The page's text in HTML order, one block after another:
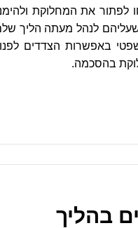
לפתור את המחלוקת
לנהל מעתה הליך
באפשרות הצדדים
בהסכמה.
בהליך